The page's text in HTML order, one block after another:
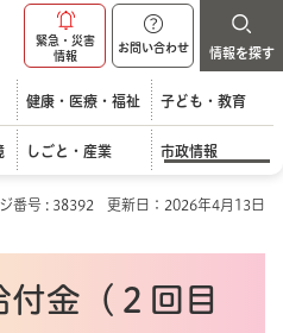
緊急・災害
情報
お問い合わせ 情報を探す
健康・医療・福祉 子ども・教育
しごと・産業 市政情報
番号 : 38392 更新日：2026年4月13日
金（２回目